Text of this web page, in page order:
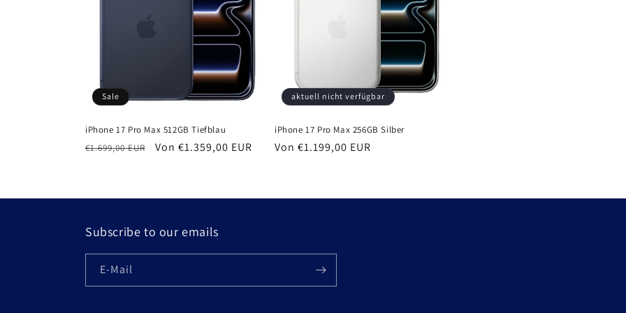
Sale
iPhone 17 Pro Max 512GB Tiefblau
Normaler
€1.699,00 EUR Verkaufspreis
Von €1.359,00 EUR
aktuell nicht verfügbar
iPhone 17 Pro Max 256GB Silber
Normaler
Von €1.199,00 EUR
Subscribe to our emails
E-Mail